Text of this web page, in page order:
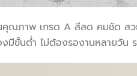
คุณภาพ เกรด A สีสด คมชัด ส
งมีขั้นต่ำ ไม่ต้องรองานหลายวัน